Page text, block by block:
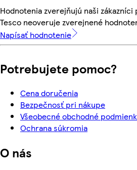
Hodnotenia zverejňujú naši
Tesco neoveruje zverejnené
Napísať hodnotenie
Potrebujete pomoc?
Cena doručenia
Bezpečnosť pri nákupe
Všeobecné obchodné
Ochrana súkromia
O nás